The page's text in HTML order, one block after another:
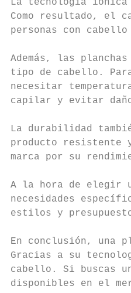
La tecnología
Como resultado, el
personas con
Además, las
tipo de cabello.
necesitar
capilar y evitar
La durabilidad
producto resistente
marca por su
A la hora de elegir
necesidades
estilos y
En conclusión, una
Gracias a su
cabello. Si buscas
disponibles en el